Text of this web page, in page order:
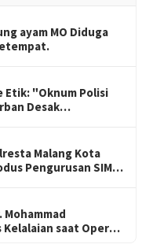
ayam MO Diduga
Etik: "Oknum Polisi
Desak
Malang Kota
Pengurusan SIM
saat Operasi